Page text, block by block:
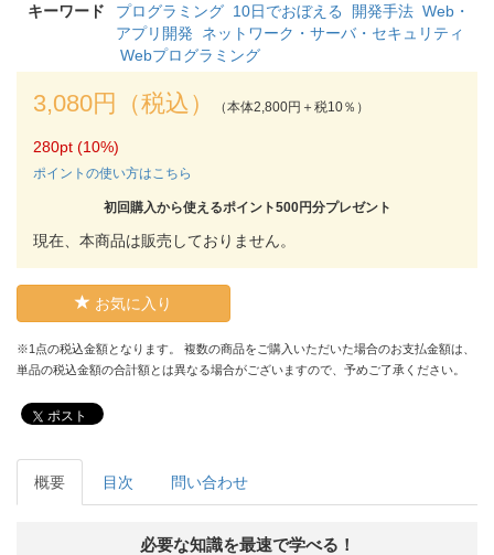
キーワード
プログラミング 10日でおぼえる 開発手法 Web・
アプリ開発
ネットワーク・サーバ・セキュリティ
Webプログラミング
3,080円（税込） （本体2,800円＋税10％）
280pt (10%)
ポイントの使い方はこちら
初回購入から使えるポイント500円分プレゼント
現在、本商品は販売しておりません。
お気に入り
※1点の税込金額となります。 複数の商品をご購入いただいた場合のお支払金額は、
単品の税込金額の合計額とは異なる場合がございますので、予めご了承ください。
ポスト
概要 目次 問い合わせ
必要な知識を最速で学べる！